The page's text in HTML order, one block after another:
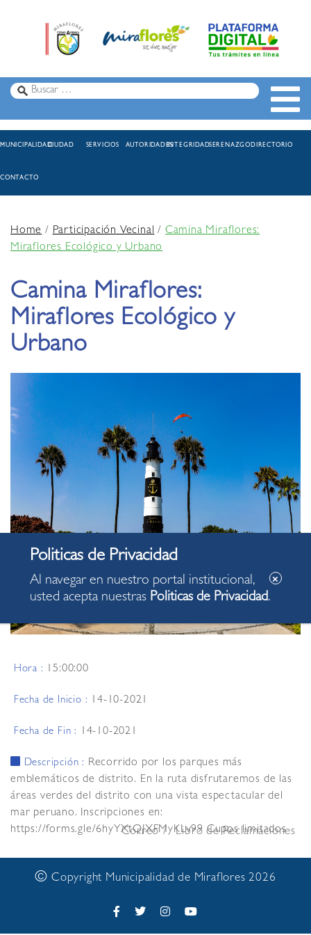
MUNICIPALIDADCIUDAD SERVICIOS AUTORIDADESINTEGRIDADSERENAZGODIRECTORIO
CONTACTO
Home/Participación Vecinal/Camina Miraflores:
Miraflores Ecológico y Urbano
Camina Miraflores:
Miraflores Ecológico y
Urbano
Hora : 15:00:00
Fecha de Inicio : 14-10-2021
Fecha de Fin : 14-10-2021
Descripción : Recorrido por los parques más
emblemáticos de distrito. En la ruta disfrutaremos de las
áreas verdes del distrito con una vista espectacular del
mar peruano. Inscripciones en:
https://forms.gle/6hyYXtQJXFMyKLv99 Cupos limitados
Correo Libro de Reclamaciones
© Copyright Municipalidad de Miraflores 2026
Al navegar en nuestro portal institucional,
usted acepta nuestras Politicas de Privacidad.